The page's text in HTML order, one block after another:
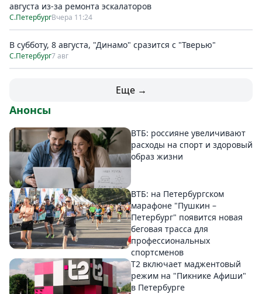
августа из-за ремонта эскалаторов
С.ПетербургВчера 11:24
В субботу, 8 августа, "Динамо" сразится с "Тверью"
С.Петербург7 авг
Еще →
Анонсы
ВТБ: россияне увеличивают
расходы на спорт и здоровый
образ жизни
ВТБ: на Петербургском
марафоне "Пушкин –
Петербург" появится новая
беговая трасса для
профессиональных
спортсменов
Т2 включает маджентовый
режим на "Пикнике Афиши"
в Петербурге